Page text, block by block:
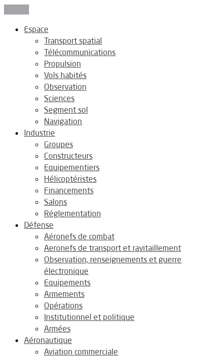
Espace
Transport spatial
Télécommunications
Propulsion
Vols habités
Observation
Sciences
Segment sol
Navigation
Industrie
Groupes
Constructeurs
Equipementiers
Hélicoptéristes
Financements
Salons
Réglementation
Défense
Aéronefs de combat
Aeronefs de transport et ravitaillement
Observation, renseignements et guerre
électronique
Equipements
Armements
Opérations
Institutionnel et politique
Armées
Aéronautique
Aviation commerciale